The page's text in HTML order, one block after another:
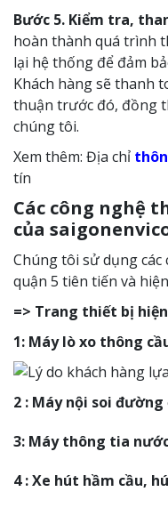
Bước 5. Kiểm tra,
hoàn thành quá trình
lại hệ thống để đảm
Khách hàng sẽ thanh
thuận trước đó, đồng
chúng tôi.
Xem thêm: Địa chỉ
tín
Các công nghệ
của
Chúng tôi sử dụng
quận 5 tiên tiến và
=> Trang thiết bị
1: Máy lò xo thông
2 : Máy nội soi
3: Máy thông tia
4 : Xe hút hầm cầu,